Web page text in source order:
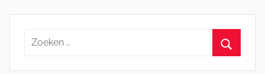
Zoeken